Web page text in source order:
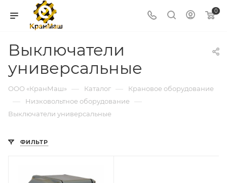
0
Выключатели
универсальные
ООО «КранМаш» — Каталог — Крановое оборудование
— Низковольтное оборудование —
Выключатели универсальные
ФИЛЬТР